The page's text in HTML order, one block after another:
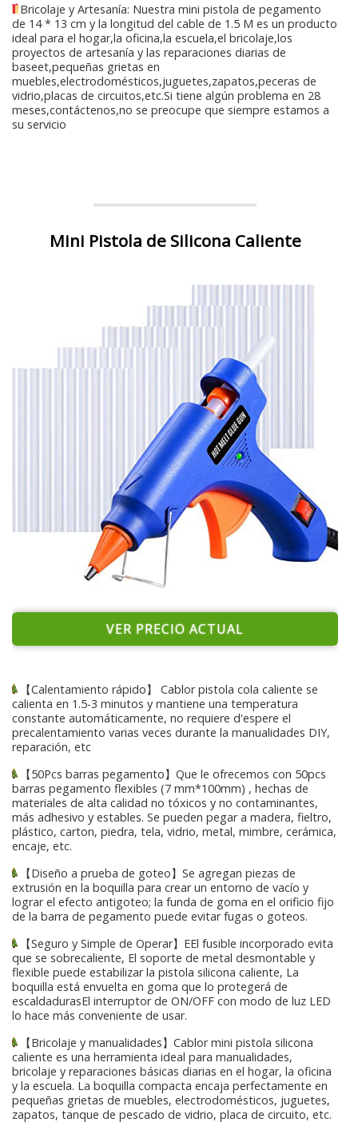
Bricolaje y Artesanía: Nuestra mini pistola de pegamento
de 14 * 13 cm y la longitud del cable de 1.5 M es un producto
ideal para el hogar,la oficina,la escuela,el bricolaje,los
proyectos de artesanía y las reparaciones diarias de
baseet,pequeñas grietas en
muebles,electrodomésticos,juguetes,zapatos,peceras de
vidrio,placas de circuitos,etc.Si tiene algún problema en 28
meses,contáctenos,no se preocupe que siempre estamos a
su servicio
Mini Pistola de Silicona Caliente
VER PRECIO ACTUAL
【Calentamiento rápido】 Cablor pistola cola caliente se
calienta en 1.5-3 minutos y mantiene una temperatura
constante automáticamente, no requiere d'espere el
precalentamiento varias veces durante la manualidades DIY,
reparación, etc
【50Pcs barras pegamento】Que le ofrecemos con 50pcs
barras pegamento flexibles (7 mm*100mm) , hechas de
materiales de alta calidad no tóxicos y no contaminantes,
más adhesivo y estables. Se pueden pegar a madera, fieltro,
plástico, carton, piedra, tela, vidrio, metal, mimbre, cerámica,
encaje, etc.
【Diseño a prueba de goteo】Se agregan piezas de
extrusión en la boquilla para crear un entorno de vacío y
lograr el efecto antigoteo; la funda de goma en el orificio fijo
de la barra de pegamento puede evitar fugas o goteos.
【Seguro y Simple de Operar】EEl fusible incorporado evita
que se sobrecaliente, El soporte de metal desmontable y
flexible puede estabilizar la pistola silicona caliente, La
boquilla está envuelta en goma que lo protegerá de
escaldadurasEl interruptor de ON/OFF con modo de luz LED
lo hace más conveniente de usar.
【Bricolaje y manualidades】Cablor mini pistola silicona
caliente es una herramienta ideal para manualidades,
bricolaje y reparaciones básicas diarias en el hogar, la oficina
y la escuela. La boquilla compacta encaja perfectamente en
pequeñas grietas de muebles, electrodomésticos, juguetes,
zapatos, tanque de pescado de vidrio, placa de circuito, etc.